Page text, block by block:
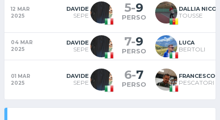
12 MAR
2025
DAVIDE
SEPE
5-9
PERSO
DALLIA
TOUSSE
04 MAR
2025
DAVIDE
SEPE
7-9
PERSO
LUCA
BERTOLI
01 MAR
2025
DAVIDE
SEPE
6-7
PERSO
FRANCESCO
PESCATORI